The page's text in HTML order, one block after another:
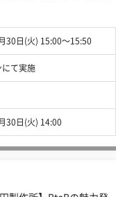
30日(火) 15:00〜15:50
にて実施
30日(火) 14:00